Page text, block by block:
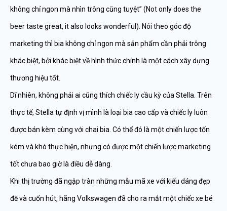
không chỉ ngon mà nhìn trông cũng tuyệt” (Not only does the
beer taste great, it also looks wonderful). Nói theo góc độ
marketing thì bia không chỉ ngon mà sản phẩm cần phải trông
khác biệt, bởi khác biệt về hình thức chính là một cách xây dựng
thương hiệu tốt.
Dĩ nhiên, không phải ai cũng thích chiếc ly cầu kỳ của Stella. Trên
thực tế, Stella tự định vị mình là loại bia cao cấp và chiếc ly luôn
được bán kèm cùng với chai bia. Có thể đó là một chiến lược tốn
kém và khó thực hiện, nhưng có được một chiến lược marketing
tốt chưa bao giờ là điều dễ dàng.
Khi thị trường đã ngập tràn những mẫu mã xe với kiểu dáng đẹp
đẽ và cuốn hút, hãng Volkswagen đã cho ra mắt một chiếc xe bé